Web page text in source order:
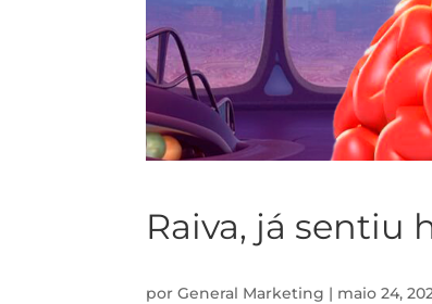
Raiva, já sentiu
porGeneral Marketing | maio 24,